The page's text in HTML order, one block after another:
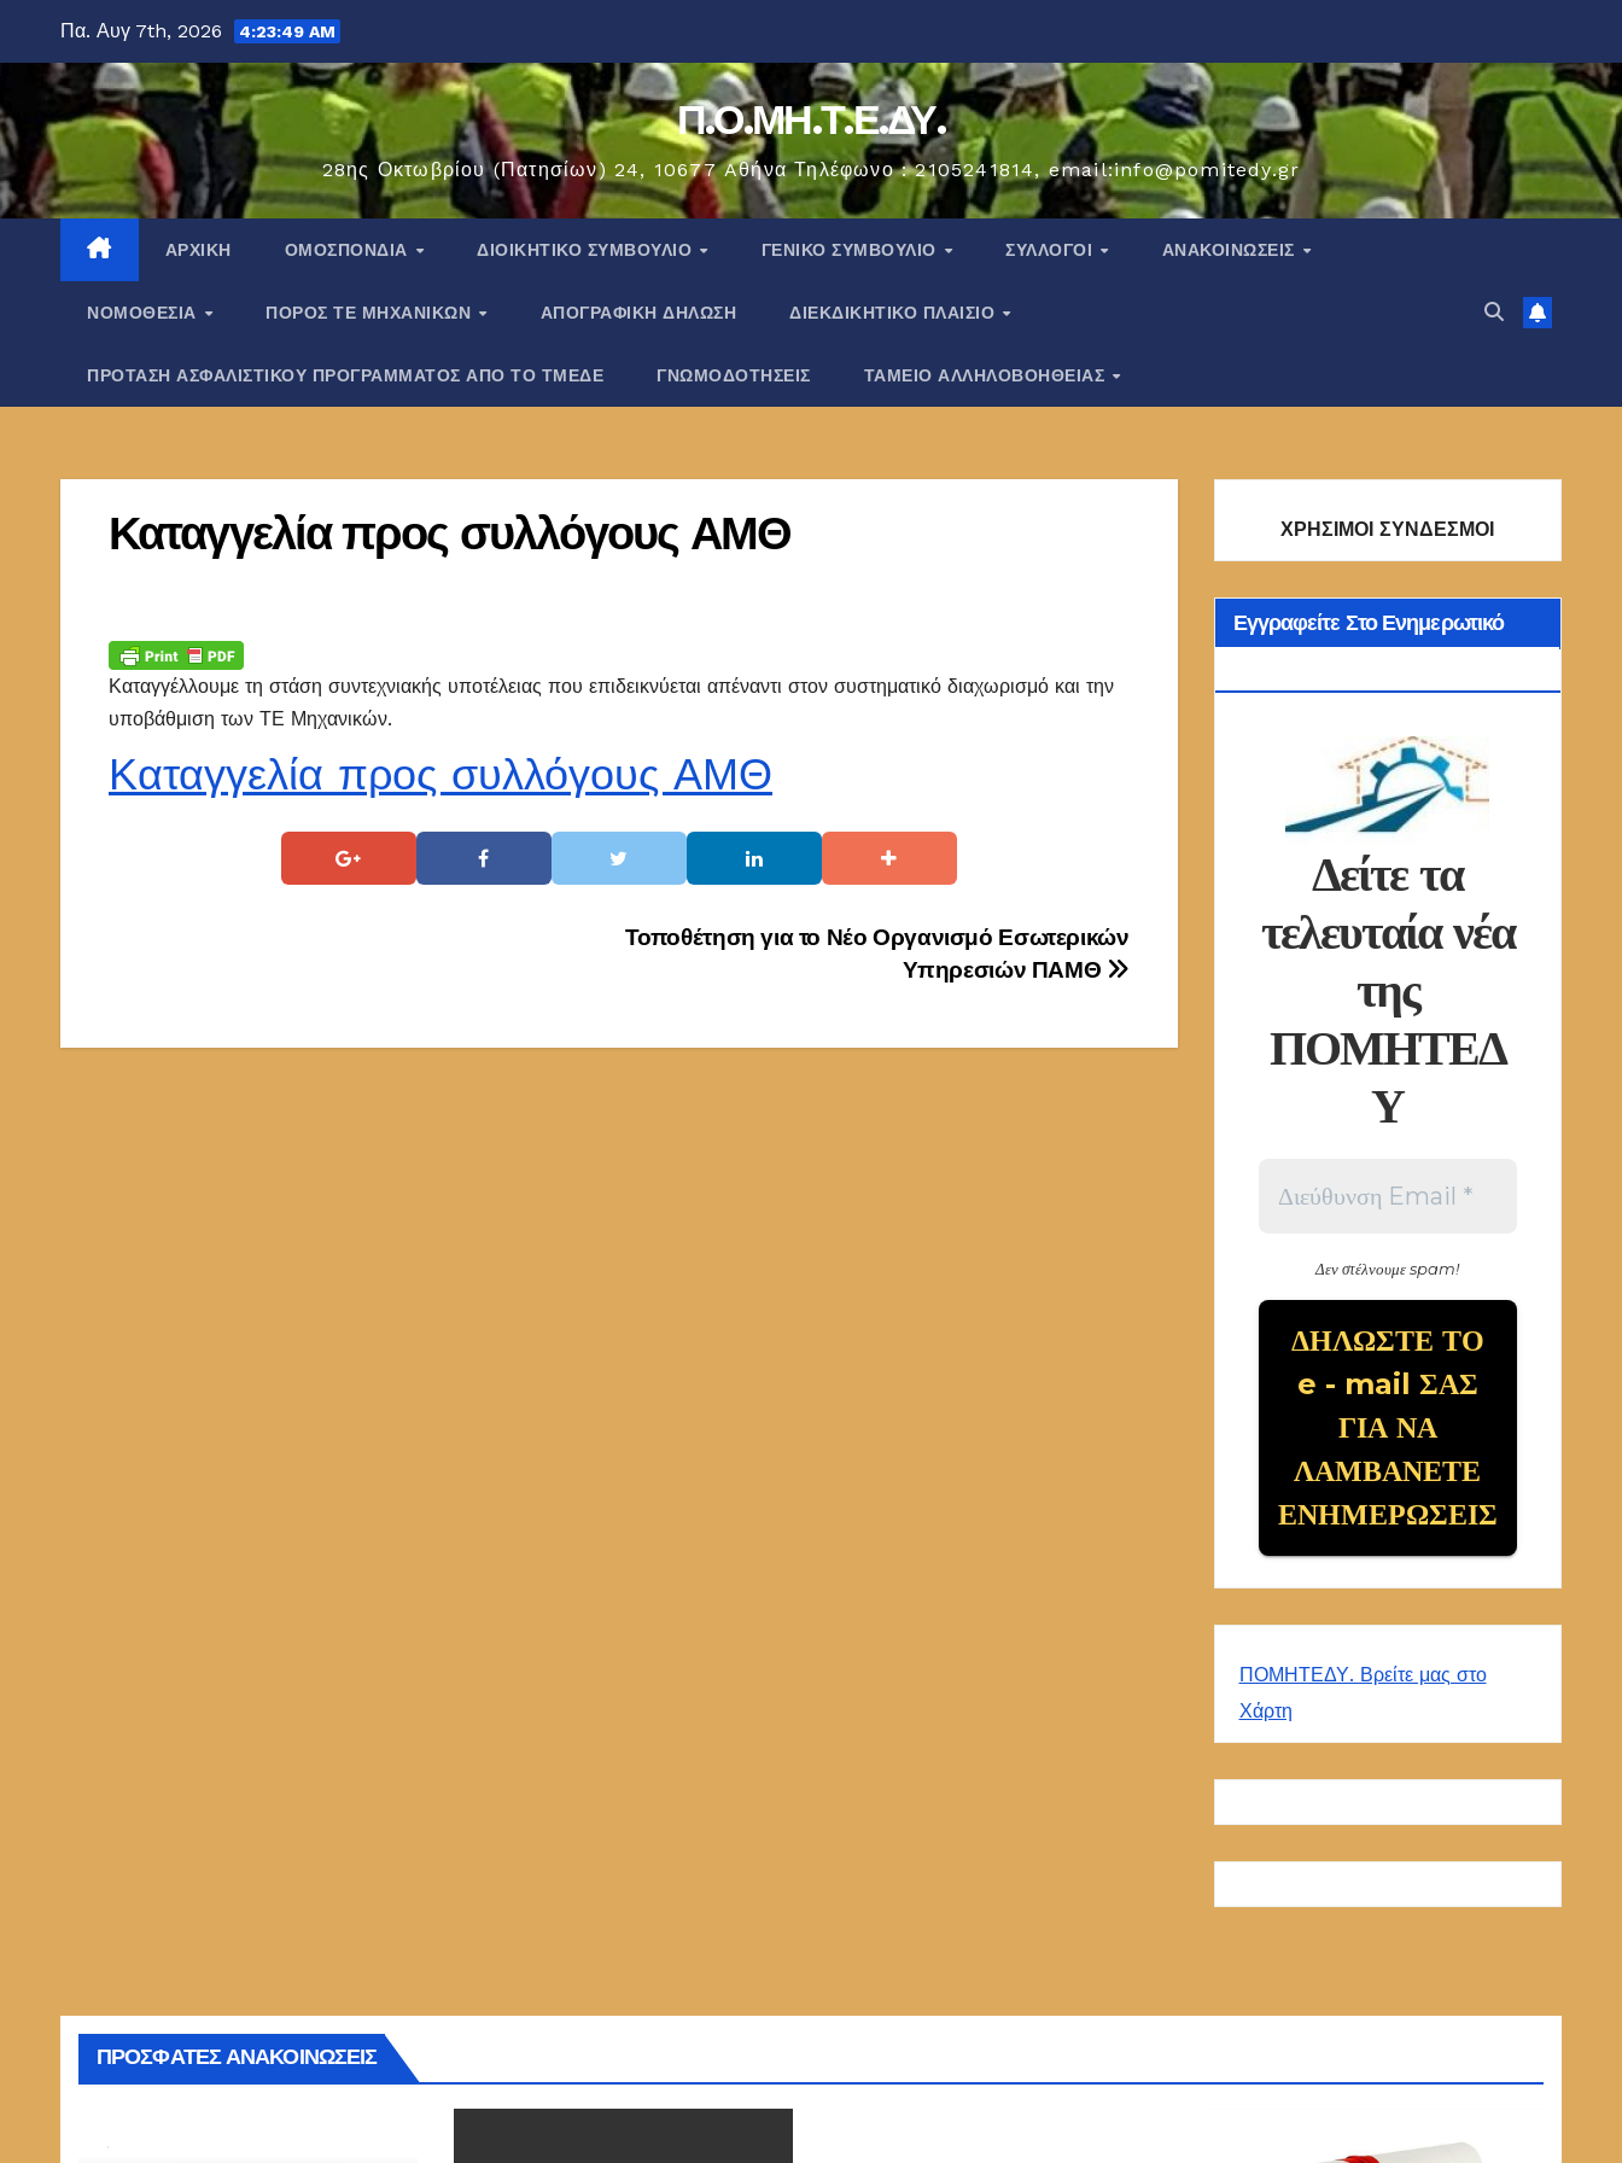
περιεχόμενο
Πα. Αυγ 7th, 2026 4:23:50 AM
Π.Ο.ΜΗ.Τ.Ε.ΔΥ.
28ης Οκτωβρίου (Πατησίων) 24, 10677 Aθήνα Τηλέφωνο : 2105241814, email:info@pomitedy.gr
ΑΡΧΙΚΉ ΟΜΟΣΠΟΝΔΊΑ ΔΙΟΙΚΗΤΙΚΟ ΣΥΜΒΟΥΛΙΟ ΓΕΝΙΚΟ ΣΥΜΒΟΥΛΙΟ ΣΎΛΛΟΓΟΙ ΑΝΑΚΟΙΝΏΣΕΙΣ
ΝΟΜΟΘΕΣΊΑ ΠΌΡΟΣ ΤΕ ΜΗΧΑΝΙΚΏΝ ΑΠΟΓΡΑΦΙΚΗ ΔΗΛΩΣΗ ΔΙΕΚΔΙΚΗΤΙΚΟ ΠΛΑΙΣΙΟ
ΠΡΟΤΑΣΗ ΑΣΦΑΛΙΣΤΙΚΟΥ ΠΡΟΓΡΑΜΜΑΤΟΣ ΑΠΟ ΤΟ ΤΜΕΔΕ ΓΝΩΜΟΔΟΤΗΣΕΙΣ ΤΑΜΕΙΟ ΑΛΛΗΛΟΒΟΗΘΕΙΑΣ
Καταγγελία προς συλλόγους ΑΜΘ
Καταγγέλλουμε τη στάση συντεχνιακής υποτέλειας που επιδεικνύεται απέναντι στον συστηματικό διαχωρισμό και την
υποβάθμιση των ΤΕ Μηχανικών.
Καταγγελία προς συλλόγους ΑΜΘ
Τοποθέτηση για το Νέο Οργανισμό Εσωτερικών
Υπηρεσιών ΠΑΜΘ
ΧΡΗΣΙΜΟΙ ΣΥΝΔΕΣΜΟΙ
Εγγραφείτε Στο Ενημερωτικό
Δείτε τα
τελευταία νέα
της
ΠΟΜΗΤΕΔ
Υ
Δεν στέλνουμε spam!
ΠΟΜΗΤΕΔΥ. Βρείτε μας στο
Χάρτη
ΠΡΟΣΦΑΤΕΣ ΑΝΑΚΟΙΝΩΣΕΙΣ